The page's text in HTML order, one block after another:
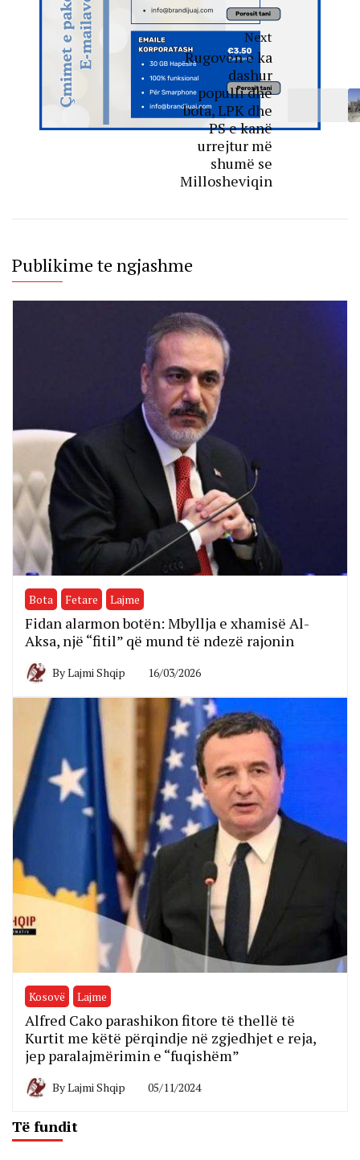
Next
Rugovën e ka
dashur
populli dhe
bota, LPK dhe
PS e kanë
urrejtur më
shumë se
Millosheviqin
Publikime te ngjashme
Bota Fetare Lajme
Fidan alarmon botën: Mbyllja e xhamisë Al-
Aksa, një “fitil” që mund të ndezë rajonin
ByLajmi Shqip 16/03/2026
Kosovë Lajme
Alfred Cako parashikon fitore të thellë të
Kurtit me këtë përqindje në zgjedhjet e reja,
jep paralajmërimin e “fuqishëm”
ByLajmi Shqip 05/11/2024
Të fundit